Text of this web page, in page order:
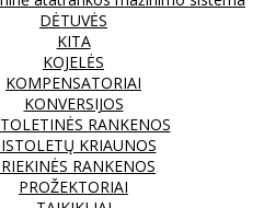
DĖTUVĖS
KITA
KOJELĖS
KOMPENSATORIAI
KONVERSIJOS
RANKENOS
KRIAUNOS
RANKENOS
PROŽEKTORIAI